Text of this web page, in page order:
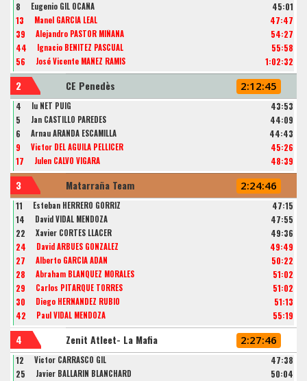
8
Eugenio GIL OCAÑA
45:01
13
Manel GARCIA LEAL
47:47
39
Alejandro PASTOR MIÑANA
54:27
44
Ignacio BENITEZ PASCUAL
55:58
56
José Vicente MAÑEZ RAMIS 1:02:32
2 CE Penedès 2:12:45
4 Iu NET PUIG
43:53
5
Jan CASTILLO PAREDES
44:09
6
Arnau ARANDA ESCAMILLA
44:43
9
Victor DEL AGUILA PELLICER
45:26
17
Julen CALVO VIGARA 48:39
3 Matarraña Team 2:24:46
11 Esteban HERRERO GÓRRIZ
47:15
14
David VIDAL MENDOZA
47:55
22
Xavier CORTES LLACER
49:36
24
David ARBUES GONZALEZ
49:49
27
Alberto GARCÍA ADÁN
50:22
28
Abraham BLANQUEZ MORALES
51:02
29
Carlos PITARQUE TORRES
51:02
30
Diego HERNÁNDEZ RUBIO
51:13
42
Paul VIDAL MENDOZA 55:19
4 Zenit Atleet- La Mafia 2:27:46
12 Victor CARRASCO GIL
47:38
25
Javier BALLARIN BLANCHARD
50:04